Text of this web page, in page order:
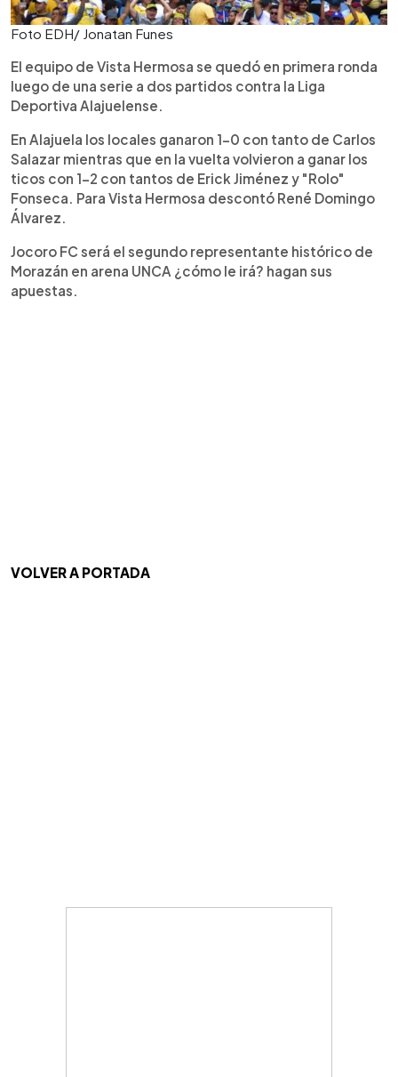
Foto EDH/ Jonatan Funes
El equipo de Vista Hermosa se quedó en primera ronda
luego de una serie a dos partidos contra la Liga
Deportiva Alajuelense.
En Alajuela los locales ganaron 1-0 con tanto de Carlos
Salazar mientras que en la vuelta volvieron a ganar los
ticos con 1-2 con tantos de Erick Jiménez y "Rolo"
Fonseca. Para Vista Hermosa descontó René Domingo
Álvarez.
Jocoro FC será el segundo representante histórico de
Morazán en arena UNCA ¿cómo le irá? hagan sus
apuestas.
VOLVER A PORTADA